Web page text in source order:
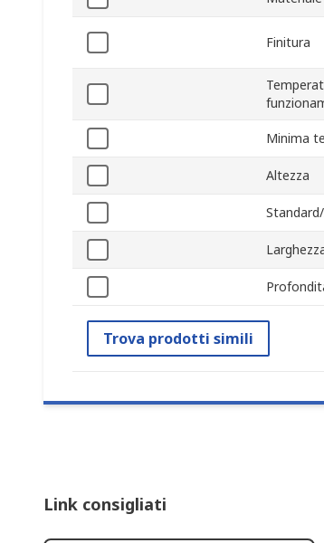
Finitura
Minima
Altezza
Trova prodotti simili
Link consigliati